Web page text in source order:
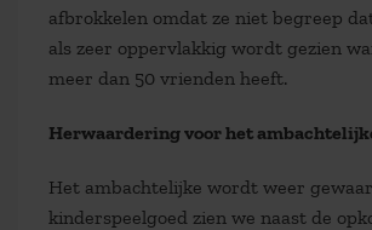
afbrokkelen omdat ze niet begreep
als zeer oppervlakkig wordt gezien
meer dan 50 vrienden heeft.
Herwaardering voor het
Het ambachtelijke wordt weer
kinderspeelgoed zien we naast de